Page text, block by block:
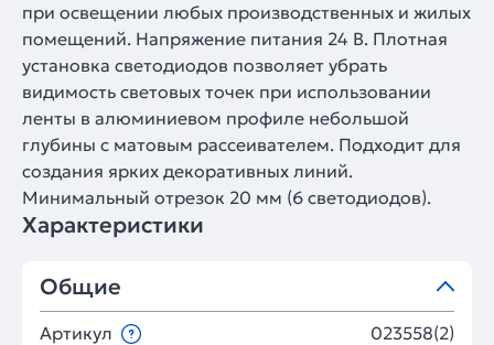
при освещении любых производственных и жилых
помещений. Напряжение питания 24 В. Плотная
установка светодиодов позволяет убрать
видимость световых точек при использовании
ленты в алюминиевом профиле небольшой
глубины с матовым рассеивателем. Подходит для
создания ярких декоративных линий.
Минимальный отрезок 20 мм (6 светодиодов).
Характеристики
Общие
Артикул 023558(2)